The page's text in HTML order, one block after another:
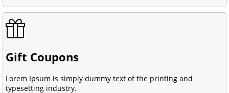
Gift Coupons
Lorem Ipsum is simply dummy text of the printing and
typesetting industry.